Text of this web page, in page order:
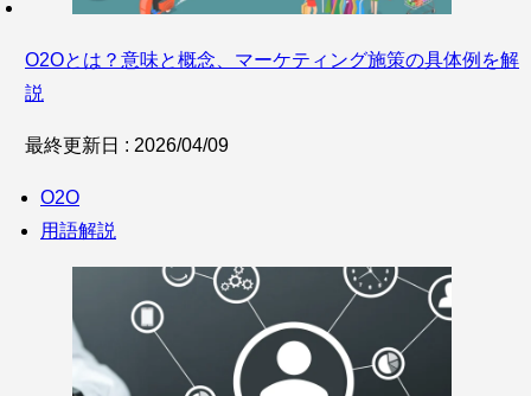
O2Oとは？意味と概念、マーケティング施策の具体例を解
説
最終更新日 : 2026/04/09
O2O
用語解説